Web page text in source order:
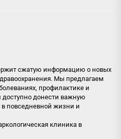
сжатую информацию о новых
Мы предлагаем
профилактике и
донести важную
повседневной жизни и
клиника в